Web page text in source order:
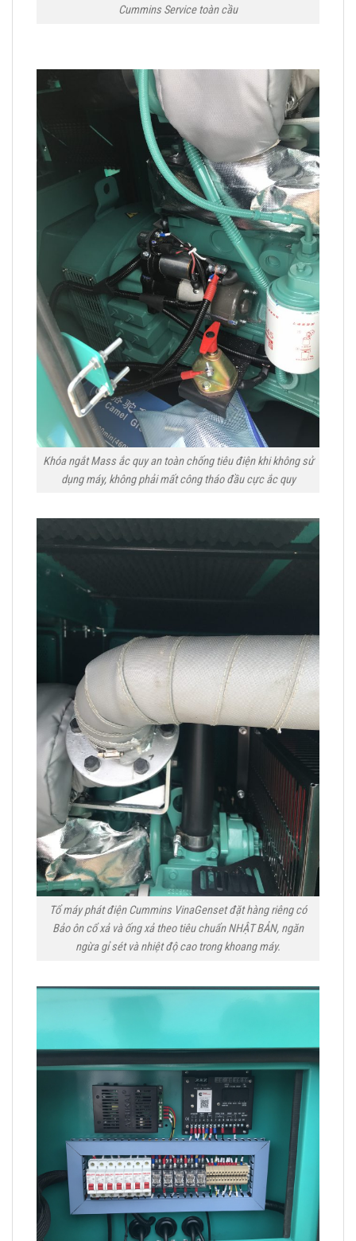
Cummins Service toàn cầu
Khóa ngắt Mass ắc quy an toàn chống tiêu điện khi không sử
dụng máy, không phải mất công tháo đầu cực ắc quy
Tổ máy phát điện Cummins VinaGenset đặt hàng riêng có
Bảo ôn cổ xả và ống xả theo tiêu chuẩn NHẬT BẢN, ngăn
ngừa gỉ sét và nhiệt độ cao trong khoang máy.